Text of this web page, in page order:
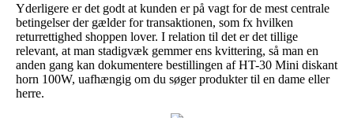
Yderligere er det godt at kunden er på vagt for de mest centrale
betingelser der gælder for transaktionen, som fx hvilken
returrettighed shoppen lover. I relation til det er det tillige
relevant, at man stadigvæk gemmer ens kvittering, så man en
anden gang kan dokumentere bestillingen af HT-30 Mini diskant
horn 100W, uafhængig om du søger produkter til en dame eller
herre.